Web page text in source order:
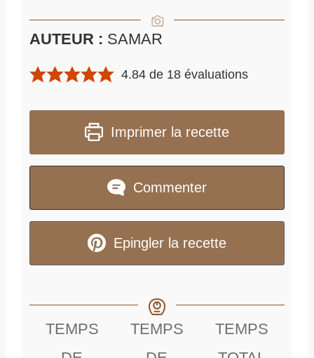
AUTEUR : SAMAR
4.84 de 18 évaluations
Imprimer la recette
Commenter
Epingler la recette
TEMPS
TEMPS
TEMPS